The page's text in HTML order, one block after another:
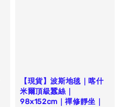
【現貨】波斯地毯｜喀什
米爾頂級蠶絲｜
98x152cm｜禪修靜坐｜